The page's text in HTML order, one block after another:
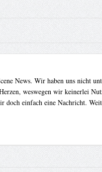
News. Wir haben uns nicht
weswegen wir keinerlei
doch einfach eine Nachricht.